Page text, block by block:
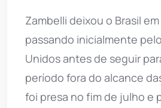
Zambelli deixou o Brasil
passando inicialmente
Unidos antes de seguir
período fora do alcance
foi presa no fim de julho e